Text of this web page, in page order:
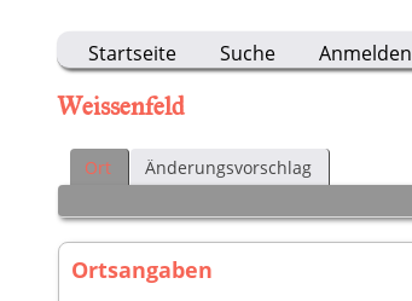
Startseite Suche Anmelden
Weissenfeld
Ort Änderungsvorschlag
Ortsangaben